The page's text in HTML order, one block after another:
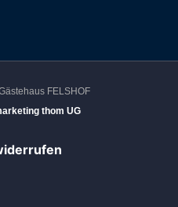
FELSHOF
thom UG